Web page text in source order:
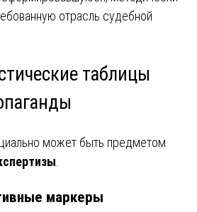
отрасль судебной
таблицы
может быть предметом
маркеры